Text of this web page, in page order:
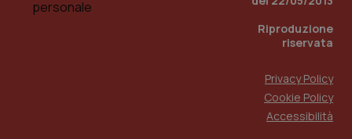
Riproduzione
riservata
Privacy Policy
Cookie Policy
Accessibilità